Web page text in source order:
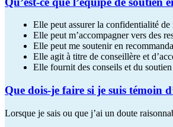
Elle peut assurer la confidentialité
Elle peut m’accompagner vers des
Elle peut me soutenir en
Elle agit à titre de conseillère et
Elle fournit des conseils et du
Que dois-je faire si je suis témoin
Lorsque je sais ou que j’ai un doute